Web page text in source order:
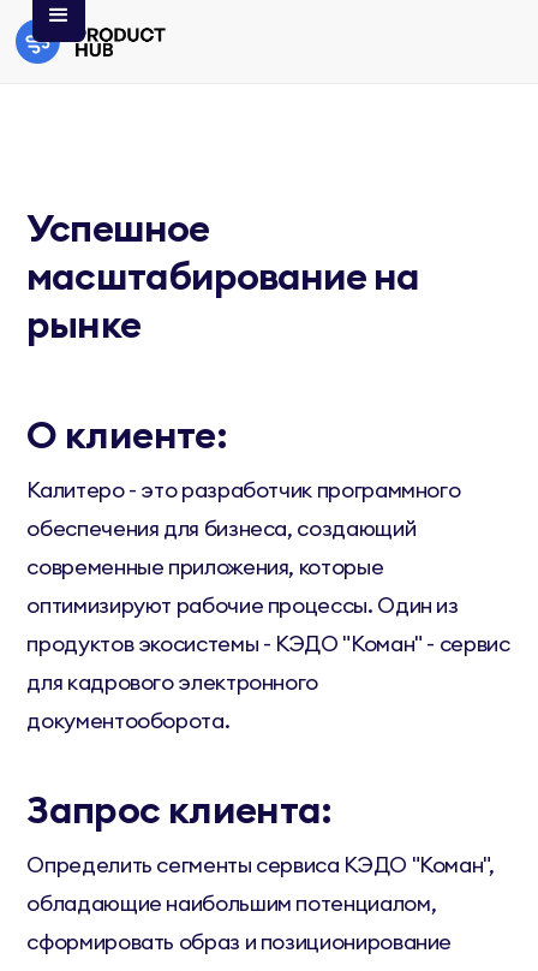
Успешное
масштабирование на
рынке
О клиенте:
Калитеро - это разработчик программного
обеспечения для бизнеса, создающий
современные приложения, которые
оптимизируют рабочие процессы. Один из
продуктов экосистемы - КЭДО "Коман" - сервис
для кадрового электронного
документооборота.
Запрос клиента:
Определить сегменты сервиса КЭДО "Коман",
обладающие наибольшим потенциалом,
сформировать образ и позиционирование